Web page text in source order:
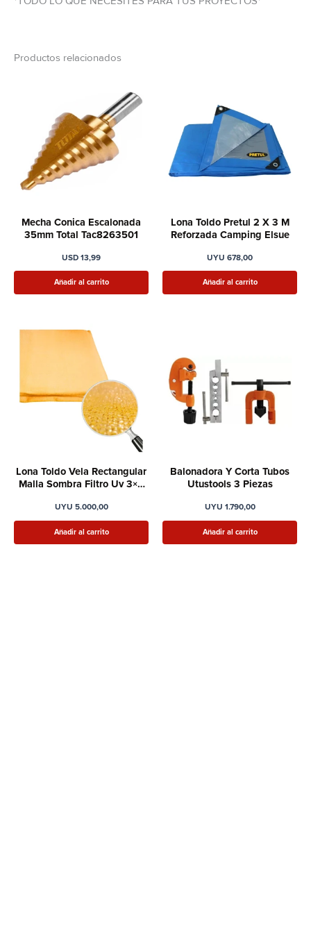
Productos relacionados
Mecha Conica Escalonada
35mm Total Tac8263501
USD 13,99
Añadir al carrito
Lona Toldo Pretul 2 X 3 M
Reforzada Camping Elsue
UYU 678,00
Añadir al carrito
Lona Toldo Vela Rectangular
Malla Sombra Filtro Uv 3×5
UYU 5.000,00
Añadir al carrito
Balonadora Y Corta Tubos
Utustools 3 Piezas
UYU 1.790,00
Añadir al carrito